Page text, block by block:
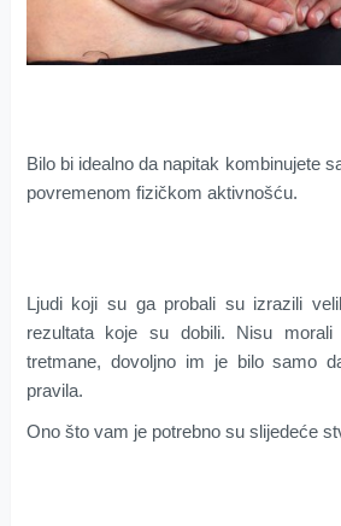
Bilo bi idealno da napitak kombinujete
povremenom fizičkom aktivnošću.
Ljudi koji su ga probali su izrazili
rezultata koje su dobili. Nisu
tretmane, dovoljno im je bilo samo
pravila.
Ono što vam je potrebno su slijedeće